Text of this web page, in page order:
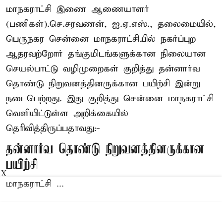
மாநகராட்சி இணை ஆணையாளர்
(பணிகள்).செ.சரவணன், ஐ.ஏ.எஸ்., தலைமையில்,
பெருநகர சென்னை மாநகராட்சியில் நகர்ப்புற
ஆதரவற்றோர் தங்குமிடங்களுக்கான நிலையான
செயல்பாட்டு வழிமுறைகள் குறித்து தன்னார்வ
தொண்டு நிறுவனத்தினருக்கான பயிற்சி இன்று
நடைபெற்றது. இது குறித்து சென்னை மாநகராட்சி
வெளியிட்டுள்ள அறிக்கையில்
தெரிவித்திருப்பதாவது:-
தன்னார்வ தொண்டு நிறுவனத்தினருக்கான
பயிற்சி
மாநகராட்சி ...
X